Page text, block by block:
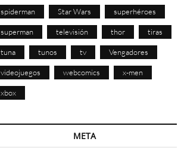
spiderman Star Wars superhéroes
superman televisión thor tiras
tuna tunos tv Vengadores
videojuegos webcomics x-men
xbox
META